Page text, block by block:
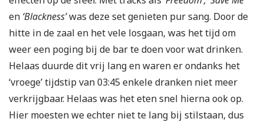
en ‘Blackness’was deze set genieten pur sang. Door de
hitte in de zaal en het vele losgaan, was het tijd om
weer een poging bij de bar te doen voor wat drinken.
Helaas duurde dit vrij lang en waren er ondanks het
‘vroege’ tijdstip van 03:45 enkele dranken niet meer
verkrijgbaar. Helaas was het eten snel hierna ook op.
Hier moesten we echter niet te lang bij stilstaan, dus